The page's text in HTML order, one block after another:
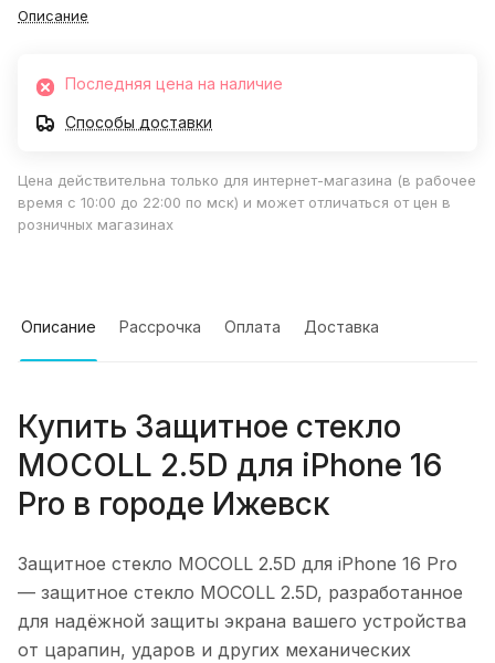
Описание
Последняя цена на наличие
Способы доставки
Цена действительна только для интернет-магазина (в рабочее
время с 10:00 до 22:00 по мск) и может отличаться от цен в
розничных магазинах
Описание Рассрочка Оплата Доставка
Купить Защитное стекло
MOCOLL 2.5D для iPhone 16
Pro в городе Ижевск
Защитное стекло MOCOLL 2.5D для iPhone 16 Pro
— защитное стекло MOCOLL 2.5D, разработанное
для надёжной защиты экрана вашего устройства
от царапин, ударов и других механических